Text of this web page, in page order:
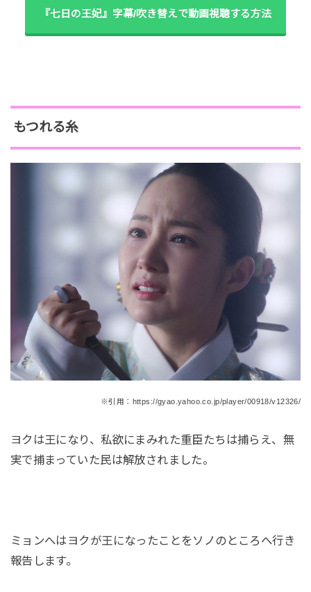
『七日の王妃』字幕/吹き替えで動画視聴する方法
もつれる糸
※引用：https://gyao.yahoo.co.jp/player/00918/v12326/
ヨクは王になり、私欲にまみれた重臣たちは捕らえ、無
実で捕まっていた民は解放されました。
ミョンへはヨクが王になったことをソノのところへ行き
報告します。